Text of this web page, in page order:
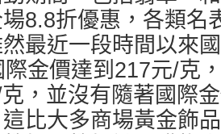
8.8折優惠，各類名
最近一段時間以來
金價達到217元/克
，並沒有隨著國際
比大多商場黃金飾